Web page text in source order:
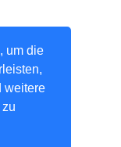
um die
weitere